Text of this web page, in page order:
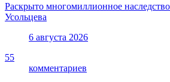
Раскрыто многомиллионное
Усольцева
6 августа 2026
55
комментариев